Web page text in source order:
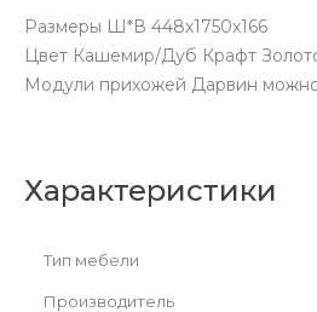
Размеры Ш*В 448х1750х166
Цвет Кашемир/Дуб Крафт
Модули прихожей Дарвин можно
Характеристики
Тип мебели
Производитель